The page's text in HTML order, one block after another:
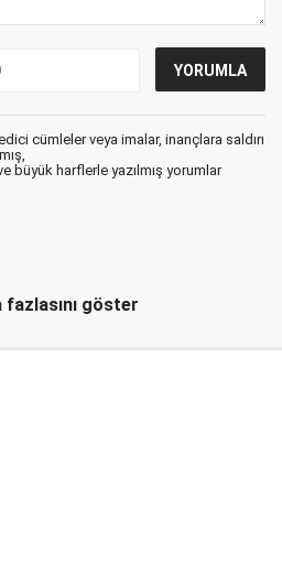
cümleler veya imalar, inançlara saldırı
büyük harflerle yazılmış yorumlar
fazlasını göster